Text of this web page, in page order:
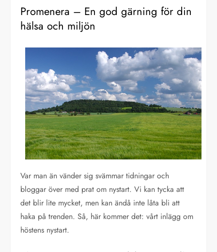
Promenera – En god gärning för din
hälsa och miljön
Var man än vänder sig svämmar tidningar och
bloggar över med prat om nystart. Vi kan tycka att
det blir lite mycket, men kan ändå inte låta bli att
haka på trenden. Så, här kommer det: vårt inlägg om
höstens nystart.